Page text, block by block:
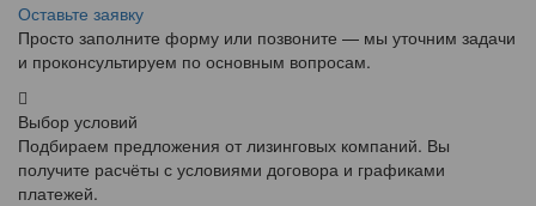
Оставьте заявку
Просто заполните форму или позвоните — мы уточним задачи
и проконсультируем по основным вопросам.
Выбор условий
Подбираем предложения от лизинговых компаний. Вы
получите расчёты с условиями договора и графиками
платежей.